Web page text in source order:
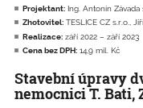
Projektant: Ing. Antonín Závada
Zhotovitel: TESLICE CZ s.r.o.,
Realizace: září 2022 – září 2023
Cena bez DPH: 14,9 mil. Kč
Stavební úpravy
nemocnici T. Bati,